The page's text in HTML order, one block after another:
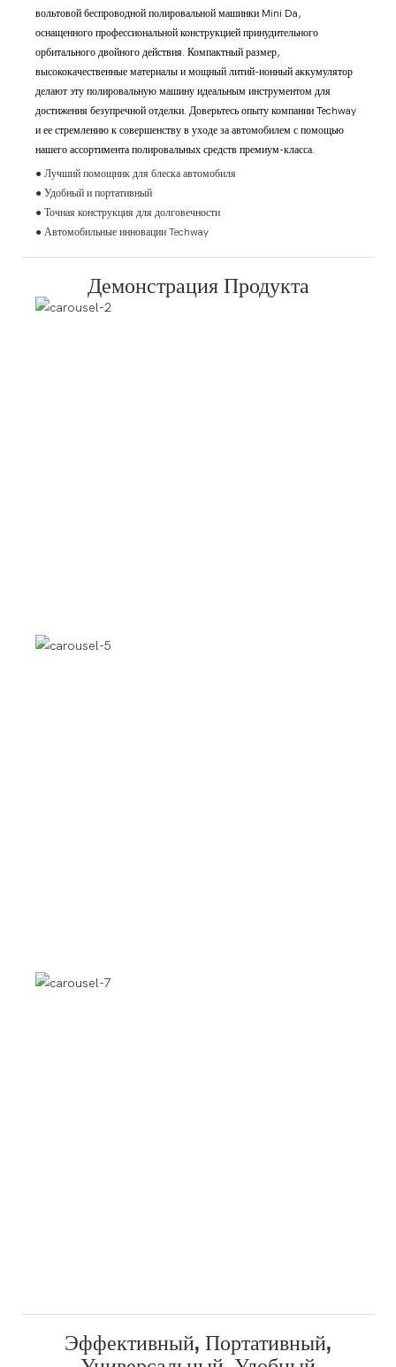
вольтовой беспроводной полировальной машинки Mini Da,
оснащенного профессиональной конструкцией принудительного
орбитального двойного действия. Компактный размер,
высококачественные материалы и мощный литий-ионный аккумулятор
делают эту полировальную машину идеальным инструментом для
достижения безупречной отделки. Доверьтесь опыту компании Techway
и ее стремлению к совершенству в уходе за автомобилем с помощью
нашего ассортимента полировальных средств премиум-класса.
● Лучший помощник для блеска автомобиля
● Удобный и портативный
● Точная конструкция для долговечности
● Автомобильные инновации Techway
Демонстрация Продукта
Эффективный, Портативный,